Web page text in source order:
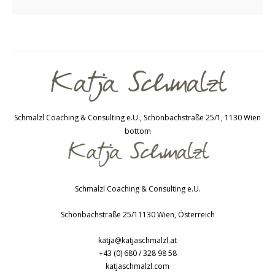
Schmalzl Coaching & Consulting e.U., Schönbachstraße 25/1, 1130 Wien
bottom
Schmalzl Coaching & Consulting e.U.
Schönbachstraße 25/1 1130 Wien, Österreich
katja@katjaschmalzl.at
+43 (0) 680 / 328 98 58
katjaschmalzl.com